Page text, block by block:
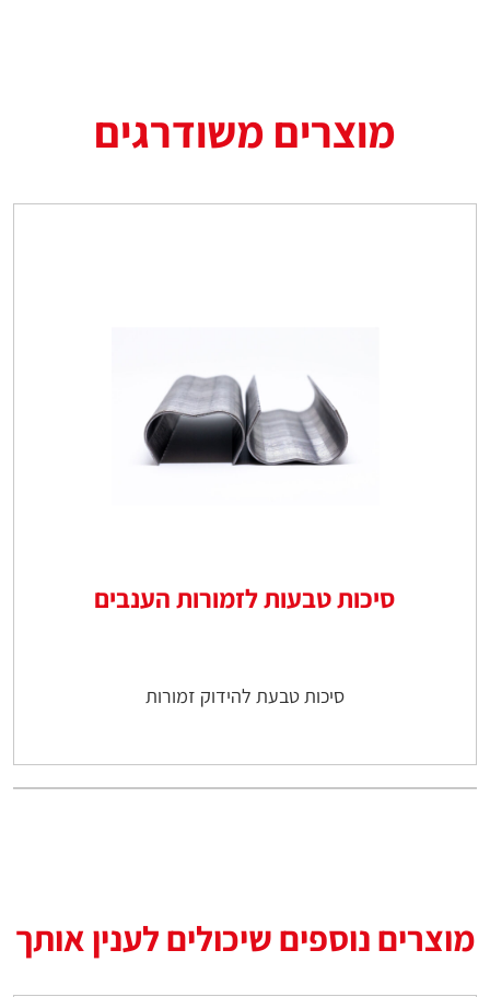
מוצרים משודרגים
סיכות טבעות לזמורות הענבים
סיכות טבעת להידוק זמורות
מוצרים נוספים שיכולים לענין אותך